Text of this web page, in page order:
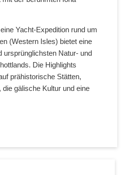
Yacht-Expedition rund um
(Western Isles) bietet eine
ursprünglichsten Natur- und
Die Highlights
prähistorische Stätten,
die gälische Kultur und eine